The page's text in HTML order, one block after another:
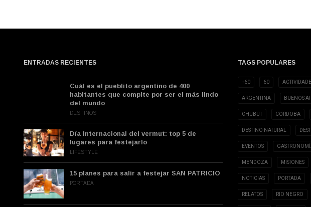
ENTRADAS RECIENTES
Cuál es el pueblito argentino de 400
habitantes que compite por ser el más lindo
del mundo
DESTINOS
Día Internacional del vermut: top 5 de
lugares para festejarlo
LIFESTYLE
15 planes para salir a festejar SAN PATRICIO
PORTADA
TAGS POPULARES
+60 60
ARGENTINA BUENOS
CHUBUT CORDOBA
DESTINO NATURAL
EVENTOS
MENDOZA MISIONES
NOTICIAS PORTADA
RELATOS RIO NEGRO